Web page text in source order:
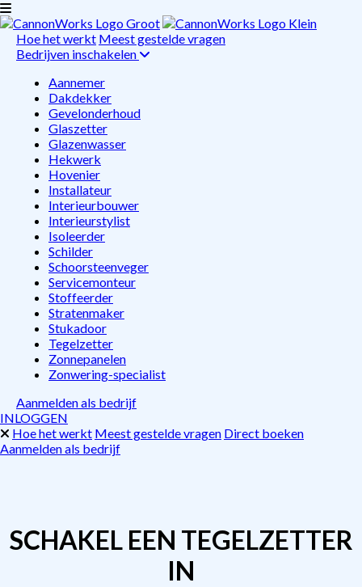
Hoe het werkt Meest gestelde vragen
Bedrijven inschakelen
Aannemer
Dakdekker
Gevelonderhoud
Glaszetter
Glazenwasser
Hekwerk
Hovenier
Installateur
Interieurbouwer
Interieurstylist
Isoleerder
Schilder
Schoorsteenveger
Servicemonteur
Stoffeerder
Stratenmaker
Stukadoor
Tegelzetter
Zonnepanelen
Zonwering-specialist
Aanmelden als bedrijf
INLOGGEN
Hoe het werkt Meest gestelde vragen Direct boeken
Aanmelden als bedrijf
SCHAKEL EEN TEGELZETTER
IN